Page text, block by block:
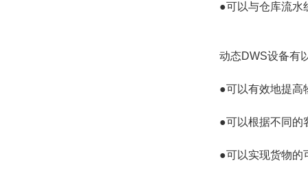
●可以与仓库流水
动态DWS设备有
●可以有效地提高
●可以根据不同的
●可以实现货物的